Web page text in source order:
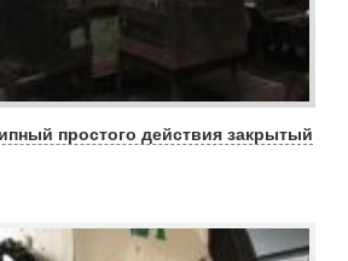
простого действия закрытый